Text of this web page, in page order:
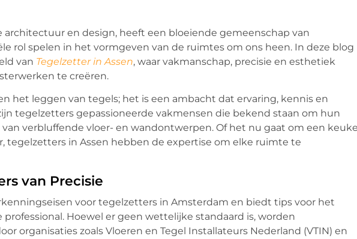
architectuur en design, heeft een bloeiende gemeenschap van
rol spelen in het vormgeven van de ruimtes om ons heen. In deze blog
van Tegelzetter in Assen, waar vakmanschap, precisie en esthetiek
te creëren.
het leggen van tegels; het is een ambacht dat ervaring, kennis en
tegelzetters gepassioneerde vakmensen die bekend staan om hun
verbluffende vloer- en wandontwerpen. Of het nu gaat om een
tegelzetters in Assen hebben de expertise om elke ruimte te
van Precisie
voor tegelzetters in Amsterdam en biedt tips voor het
Hoewel er geen wettelijke standaard is, worden
organisaties zoals Vloeren en Tegel Installateurs Nederland (VTIN) en